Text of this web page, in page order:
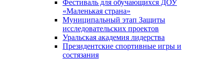
Фестиваль для обучающихся ДОУ
«Маленькая страна»
Муниципальный этап Защиты
исследовательских проектов
Уральская академия лидерства
Президентские спортивные игры и
состязания